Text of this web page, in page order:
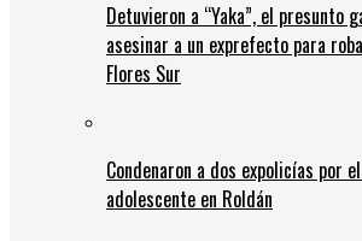
Detuvieron a “Yaka”, el presunto
asesinar a un exprefecto para
Flores Sur
Condenaron a dos expolicías por
adolescente en Roldán